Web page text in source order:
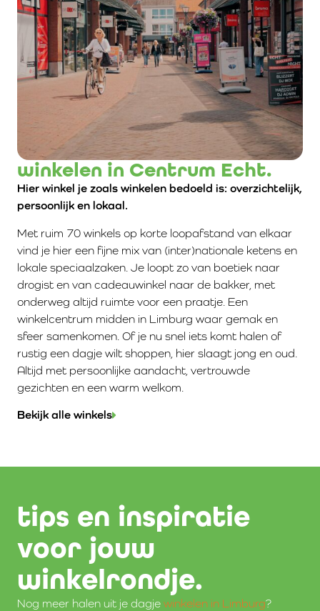
winkelen in Centrum Echt.
Hier winkel je zoals winkelen bedoeld is: overzichtelijk,
persoonlijk en lokaal.
Met ruim 70 winkels op korte loopafstand van elkaar
vind je hier een fijne mix van (inter)nationale ketens en
lokale speciaalzaken. Je loopt zo van boetiek naar
drogist en van cadeauwinkel naar de bakker, met
onderweg altijd ruimte voor een praatje. Een
winkelcentrum midden in Limburg waar gemak en
sfeer samenkomen. Of je nu snel iets komt halen of
rustig een dagje wilt shoppen, hier slaagt jong en oud.
Altijd met persoonlijke aandacht, vertrouwde
gezichten en een warm welkom.
Bekijk alle winkels
tips en inspiratie
voor jouw
winkelrondje.
Nog meer halen uit je dagje winkelen in Limburg?